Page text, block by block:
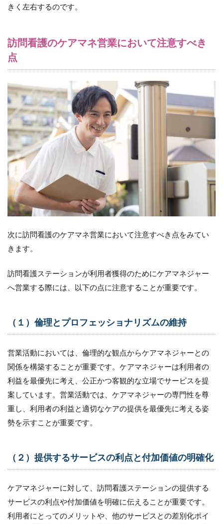
業
未
訪
問
看
護
師
へ
の
指
導
法
と
は
4.1
社会人
として
の基本
ナーの
指導
セミナ
ーや研
供
4.3
（３）
ロール
プレイ
やシミ
ュレー
ション
（４）
コミュ
ション
の重要
性を強
調
きく左右するのです。
訪問看護のケアマネ営業において注意すべき
点
次に訪問看護のケアマネ営業において注意すべき点をみてい
きます。
訪問看護ステーションが利用者獲得のためにケアマネジャー
へ営業する際には、以下の点に注意することが重要です。
（１）倫理とプロフェッショナリズムの維持
営業活動においては、倫理的な観点からケアマネジャーとの
関係を構築することが重要です。ケアマネジャーは利用者の
利益を最優先に考え、公正かつ客観的な立場でサービスを提
案しています。営業活動では、ケアマネジャーの専門性を尊
重し、利用者の利益と適切なケアの提供を最優先に考える姿
勢を示すことが重要です。
（２）提供するサービスの利点と付加価値の明確化
ケアマネジャーに対して、訪問看護ステーションの提供する
サービスの利点や付加価値を明確に伝えることが重要です。
利用者にとってのメリットや、他のサービスとの差別化ポイ